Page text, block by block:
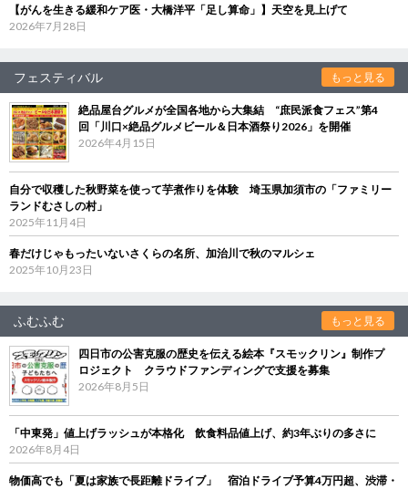
【がんを生きる緩和ケア医・大橋洋平「足し算命」】天空を見上げて
2026年7月28日
フェスティバル もっと見る
絶品屋台グルメが全国各地から大集結 “庶民派食フェス”第4
回「川口×絶品グルメビール＆日本酒祭り2026」を開催
2026年4月15日
自分で収穫した秋野菜を使って芋煮作りを体験 埼玉県加須市の「ファミリー
ランドむさしの村」
2025年11月4日
春だけじゃもったいないさくらの名所、加治川で秋のマルシェ
2025年10月23日
ふむふむ もっと見る
四日市の公害克服の歴史を伝える絵本『スモックリン』制作プ
ロジェクト クラウドファンディングで支援を募集
2026年8月5日
「中東発」値上げラッシュが本格化 飲食料品値上げ、約3年ぶりの多さに
2026年8月4日
物価高でも「夏は家族で長距離ドライブ」 宿泊ドライブ予算4万円超、渋滞・